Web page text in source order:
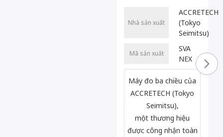
Nhà sản xuất
ACCRETECH
(Tokyo
Seimitsu)
Mã sản xuất
SVA
NEX
Máy đo ba chiều của
ACCRETECH (Tokyo
Seimitsu),
một thương hiệu
được công nhận toàn